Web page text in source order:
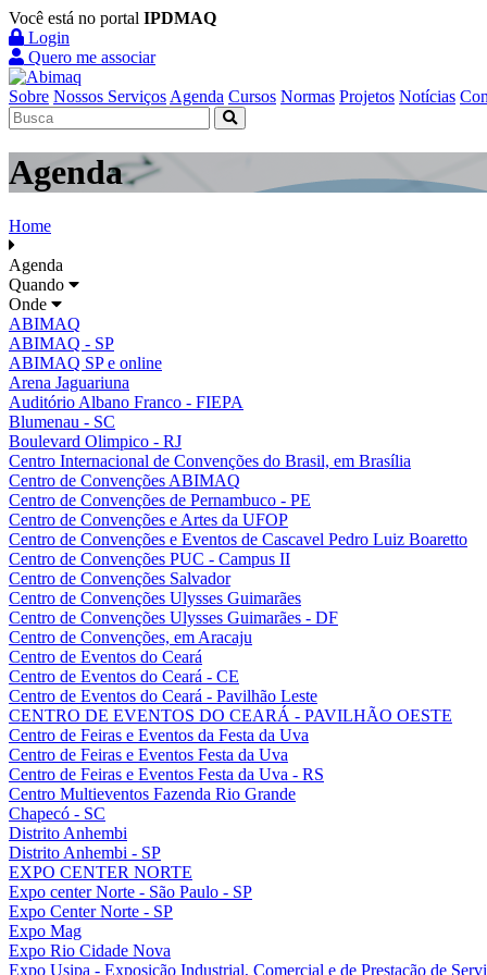
Você está no portal IPDMAQ
Login
Quero me associar
Sobre Nossos Serviços Agenda Cursos Normas Projetos Notícias
Agenda
Home
Agenda
Quando
Onde
ABIMAQ
ABIMAQ - SP
ABIMAQ SP e online
Arena Jaguariuna
Auditório Albano Franco - FIEPA
Blumenau - SC
Boulevard Olimpico - RJ
Centro Internacional de Convenções do Brasil, em Brasília
Centro de Convenções ABIMAQ
Centro de Convenções de Pernambuco - PE
Centro de Convenções e Artes da UFOP
Centro de Convenções e Eventos de Cascavel Pedro Luiz Boaretto
Centro de Convenções PUC - Campus II
Centro de Convenções Salvador
Centro de Convenções Ulysses Guimarães
Centro de Convenções Ulysses Guimarães - DF
Centro de Convenções, em Aracaju
Centro de Eventos do Ceará
Centro de Eventos do Ceará - CE
Centro de Eventos do Ceará - Pavilhão Leste
CENTRO DE EVENTOS DO CEARÁ - PAVILHÃO OESTE
Centro de Feiras e Eventos da Festa da Uva
Centro de Feiras e Eventos Festa da Uva
Centro de Feiras e Eventos Festa da Uva - RS
Centro Multieventos Fazenda Rio Grande
Chapecó - SC
Distrito Anhembi
Distrito Anhembi - SP
EXPO CENTER NORTE
Expo center Norte - São Paulo - SP
Expo Center Norte - SP
Expo Mag
Expo Rio Cidade Nova
Expo Usipa - Exposição Industrial, Comercial e de Prestação de